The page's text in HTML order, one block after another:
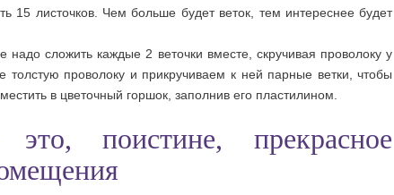
15 листочков. Чем больше будет веток, тем интереснее будет
сложить каждые 2 веточки вместе, скручивая проволоку у
толстую проволоку и прикручиваем к ней парные ветки, чтобы
в цветочный горшок, заполнив его пластилином.
поистине, прекрасное